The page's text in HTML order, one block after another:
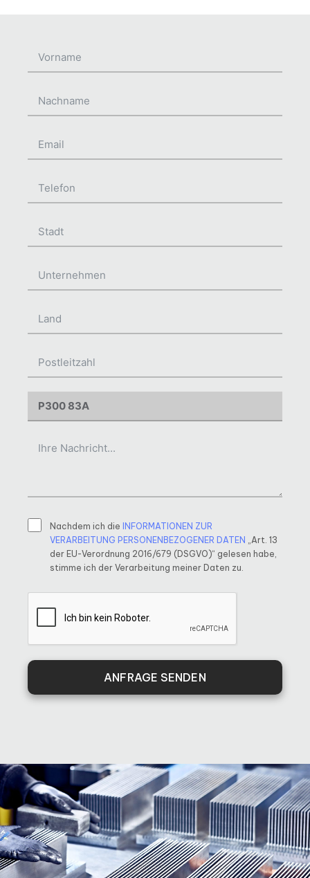
Nachdem ich die INFORMATIONEN ZUR
VERARBEITUNG PERSONENBEZOGENER DATEN
„Art. 13
der EU-Verordnung 2016/679 (DSGVO)“ gelesen habe,
stimme ich der Verarbeitung meiner Daten zu.
ANFRAGE SENDEN